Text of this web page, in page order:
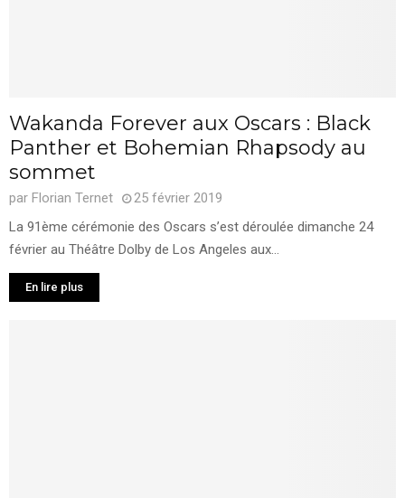
Wakanda Forever aux Oscars : Black
Panther et Bohemian Rhapsody au
sommet
par Florian Ternet
25 février 2019
La 91ème cérémonie des Oscars s’est déroulée dimanche 24
février au Théâtre Dolby de Los Angeles aux...
En lire plus